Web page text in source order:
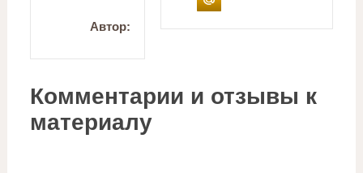
Автор:
Комментарии и отзывы к
материалу